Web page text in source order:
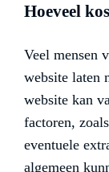
Hoeveel
Veel mensen
website laten
website kan
factoren,
eventuele
algemeen